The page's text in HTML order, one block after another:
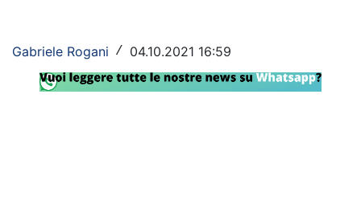
Social
Calcio
Gabriele Rogani / 04.10.2021 16:59